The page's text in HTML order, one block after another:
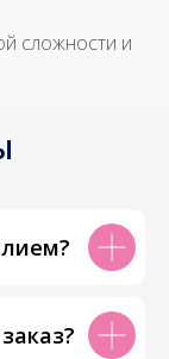
сложности и